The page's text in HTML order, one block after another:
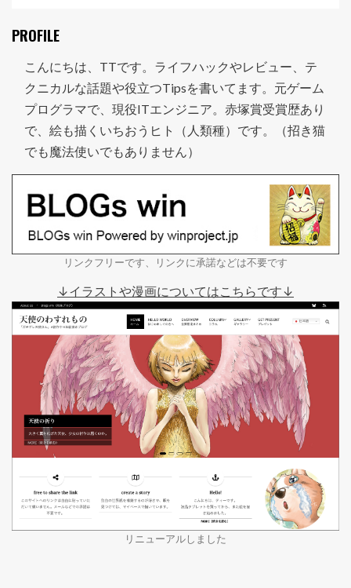
PROFILE
こんにちは、TTです。ライフハックやレビュー、テ
クニカルな話題や役立つTipsを書いてます。元ゲーム
プログラマで、現役ITエンジニア。赤塚賞受賞歴あり
で、絵も描くいちおうヒト（人類種）です。（招き猫
でも魔法使いでもありません）
リンクフリーです、リンクに承諾などは不要です
↓イラストや漫画についてはこちらです↓
リニューアルしました